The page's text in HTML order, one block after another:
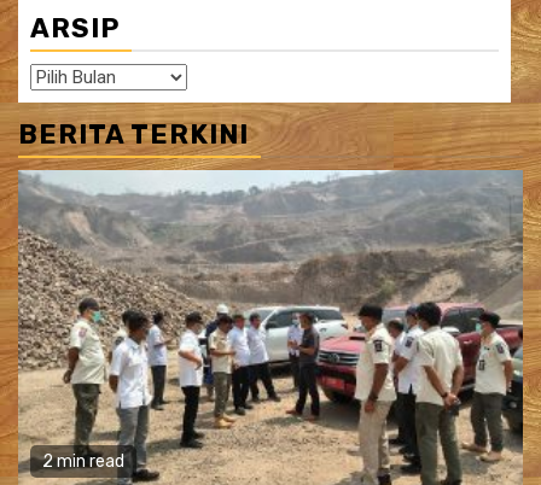
ARSIP
Arsip
BERITA TERKINI
2 min read